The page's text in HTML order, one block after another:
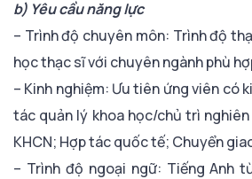
b) Yêu cầu năng lực
– Trình độ chuyên môn: Trình độ
học thạc sĩ với chuyên ngành phù
– Kinh nghiệm: Ưu tiên ứng viên có
tác quản lý khoa học/chủ trì
KHCN; Hợp tác quốc tế; Chuyển
– Trình độ ngoại ngữ: Tiếng Anh